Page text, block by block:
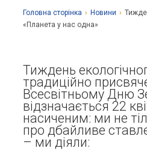
Музей
Сторінка
Річні
Дистанційне
Нормативно-
Виховна
Стаття 30 Закону
Головна сторiнка › Новини ›
«Планета у нас одна»
Тиждень
традиційно
Всесвітньому Дню
відзначається 22
насиченим: ми не
про дбайливе
– ми діяли: